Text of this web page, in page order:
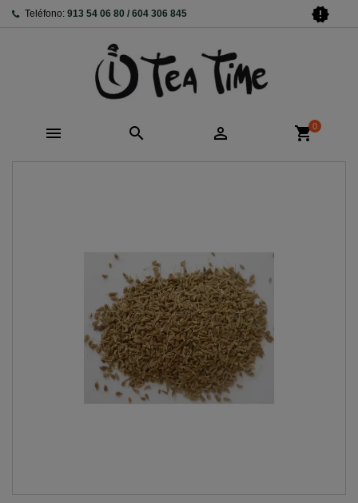
Teléfono: 913 54 06 80 / 604 306 845 new_releases
   shopping_cart0